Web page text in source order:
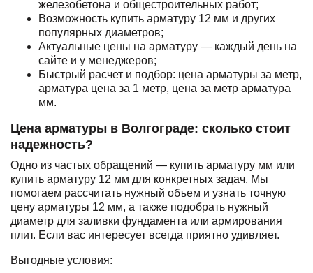
железобетона и общестроительных работ;
Возможность купить арматуру 12 мм и других
популярных диаметров;
Актуальные цены на арматуру — каждый день на
сайте и у менеджеров;
Быстрый расчет и подбор: цена арматуры за метр,
арматура цена за 1 метр, цена за метр арматура
мм.
Цена арматуры в Волгограде: сколько стоит
надежность?
Одно из частых обращений — купить арматуру мм или
купить арматуру 12 мм для конкретных задач. Мы
помогаем рассчитать нужный объем и узнать точную
цену арматуры 12 мм, а также подобрать нужный
диаметр для заливки фундамента или армирования
плит. Если вас интересует всегда приятно удивляет.
Выгодные условия: